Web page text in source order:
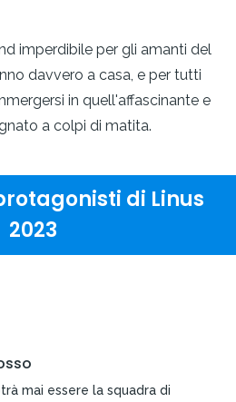
mai essere la squadra di
imperdibile per gli amanti del
davvero a casa, e per tutti
in quell'affascinante e
a colpi di matita.
di Linus
2023